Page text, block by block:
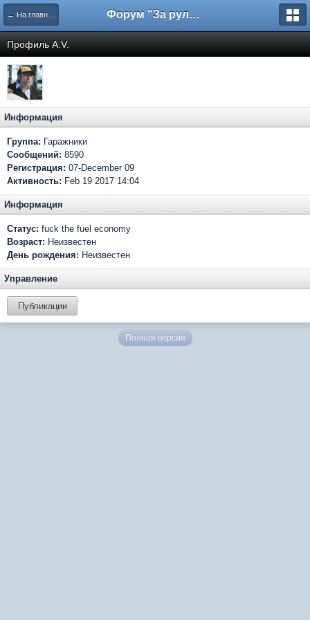
← На главную Форум "За рулем"
Профиль A.V.
Информация
Группа: Гаражники
Сообщений: 8590
Регистрация: 07-December 09
Активность: Feb 19 2017 14:04
Информация
Статус: fuck the fuel economy
Возраст: Неизвестен
День рождения: Неизвестен
Управление
Публикации
Полная версия